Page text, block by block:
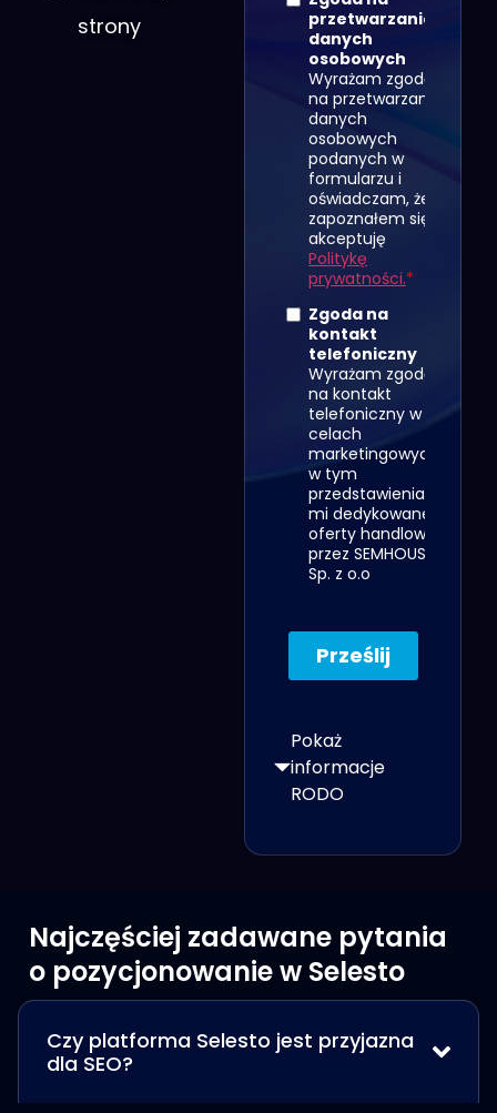
strony
Pokaż
informacje
RODO
Najczęściej zadawane pytania
o pozycjonowanie w Selesto
Czy platforma Selesto jest przyjazna
dla SEO?